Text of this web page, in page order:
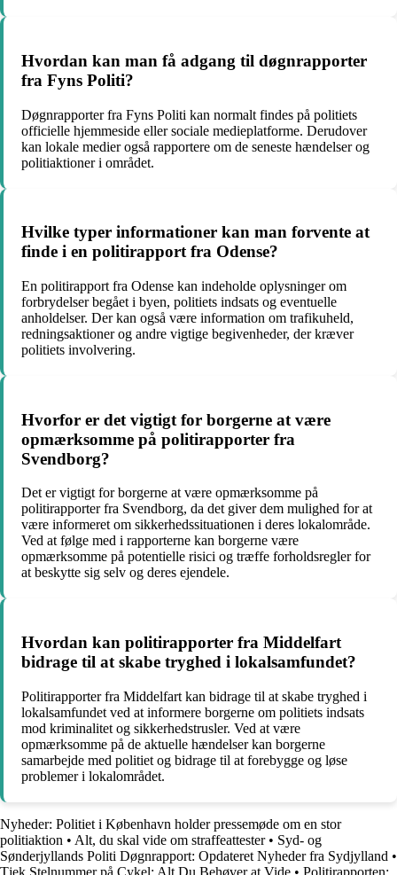
Hvordan kan man få adgang til døgnrapporter
fra Fyns Politi?
Døgnrapporter fra Fyns Politi kan normalt findes på politiets
officielle hjemmeside eller sociale medieplatforme. Derudover
kan lokale medier også rapportere om de seneste hændelser og
politiaktioner i området.
Hvilke typer informationer kan man forvente at
finde i en politirapport fra Odense?
En politirapport fra Odense kan indeholde oplysninger om
forbrydelser begået i byen, politiets indsats og eventuelle
anholdelser. Der kan også være information om trafikuheld,
redningsaktioner og andre vigtige begivenheder, der kræver
politiets involvering.
Hvorfor er det vigtigt for borgerne at være
opmærksomme på politirapporter fra
Svendborg?
Det er vigtigt for borgerne at være opmærksomme på
politirapporter fra Svendborg, da det giver dem mulighed for at
være informeret om sikkerhedssituationen i deres lokalområde.
Ved at følge med i rapporterne kan borgerne være
opmærksomme på potentielle risici og træffe forholdsregler for
at beskytte sig selv og deres ejendele.
Hvordan kan politirapporter fra Middelfart
bidrage til at skabe tryghed i lokalsamfundet?
Politirapporter fra Middelfart kan bidrage til at skabe tryghed i
lokalsamfundet ved at informere borgerne om politiets indsats
mod kriminalitet og sikkerhedstrusler. Ved at være
opmærksomme på de aktuelle hændelser kan borgerne
samarbejde med politiet og bidrage til at forebygge og løse
problemer i lokalområdet.
Nyheder: Politiet i København holder pressemøde om en stor
politiaktion • Alt, du skal vide om straffeattester• Syd- og
Sønderjyllands Politi Døgnrapport: Opdateret Nyheder fra Sydjylland •
Tjek Stelnummer på Cykel: Alt Du Behøver at Vide • Politirapporten: